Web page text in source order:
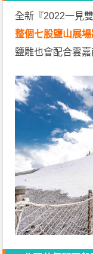
全新『2022一見
整個七股鹽山展
鹽雕也會配合雲